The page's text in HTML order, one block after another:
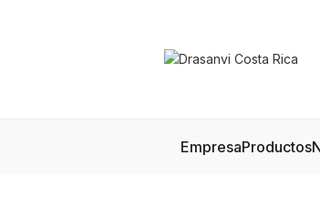
EmpresaProductos